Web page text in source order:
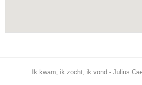
Ik kwam, ik zocht, ik vond - Julius